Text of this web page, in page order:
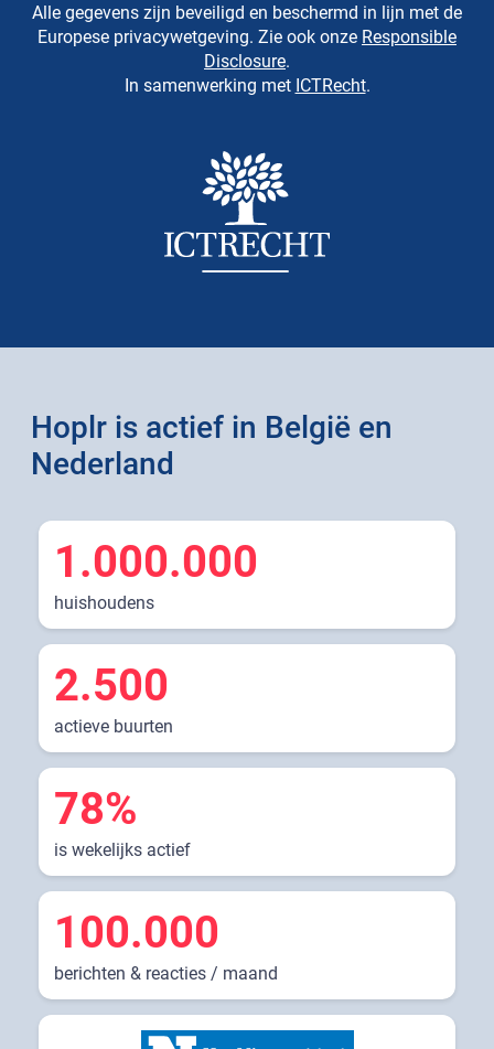
Alle gegevens zijn beveiligd en beschermd in lijn met de
Europese privacywetgeving. Zie ook onze Responsible
Disclosure.
In samenwerking met ICTRecht.
Hoplr is actief in België en
Nederland
1.000.000
huishoudens
2.500
actieve buurten
78%
is wekelijks actief
100.000
berichten & reacties / maand